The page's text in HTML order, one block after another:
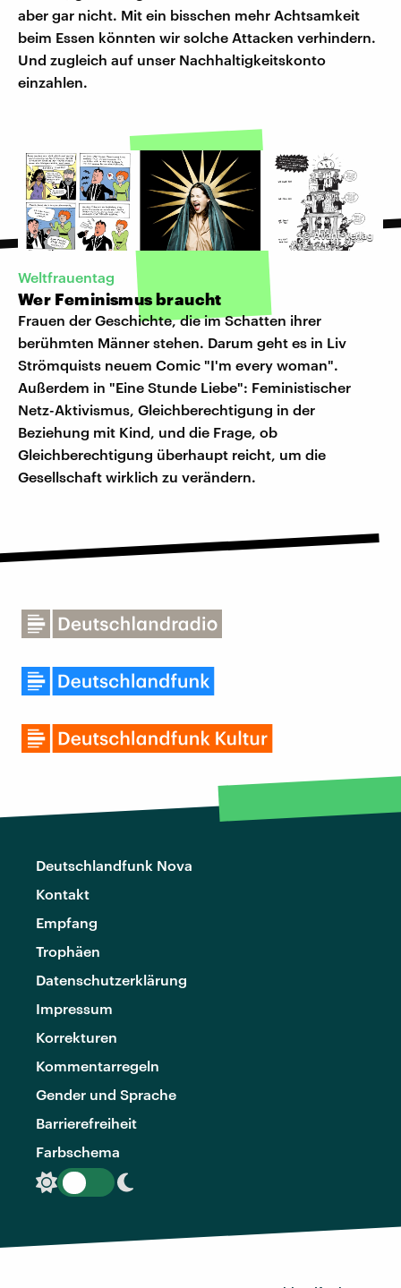
aber gar nicht. Mit ein bisschen mehr Achtsamkeit
beim Essen könnten wir solche Attacken verhindern.
Und zugleich auf unser Nachhaltigkeitskonto
einzahlen.
©Avant-Verlag
Weltfrauentag
Wer Feminismus braucht
Frauen der Geschichte, die im Schatten ihrer
berühmten Männer stehen. Darum geht es in Liv
Strömquists neuem Comic "I'm every woman".
Außerdem in "Eine Stunde Liebe": Feministischer
Netz-Aktivismus, Gleichberechtigung in der
Beziehung mit Kind, und die Frage, ob
Gleichberechtigung überhaupt reicht, um die
Gesellschaft wirklich zu verändern.
Deutschlandfunk Nova
Kontakt
Empfang
Trophäen
Datenschutzerklärung
Impressum
Korrekturen
Kommentarregeln
Gender und Sprache
Barrierefreiheit
Farbschema